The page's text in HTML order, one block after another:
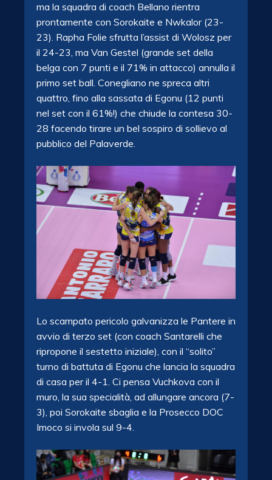
ma la squadra di coach Bellano rientra
prontamente con Sorokaite e Nwkalor (23-
23). Rapha Folie sfrutta l’assist di Wolosz per
il 24-23, ma Van Gestel (grande set della
belga con 7 punti e il 71% in attacco) annulla il
primo set ball. Conegliano ne spreca altri
quattro, fino alla sassata di Egonu (12 punti
nel set con il 61%!) che chiude la contesa 30-
28 facendo tirare un bel sospiro di sollievo al
pubblico del Palaverde.
Lo scampato pericolo galvanizza le Pantere in
avvio di terzo set (con coach Santarelli che
ripropone il sestetto iniziale), con il “solito”
turno di battuta di Egonu che lancia la squadra
di casa per il 4-1. Ci pensa Vuchkova con il
muro, la sua specialità, ad allungare ancora (7-
3), poi Sorokaite sbaglia e la Prosecco DOC
Imoco si invola sul 9-4.